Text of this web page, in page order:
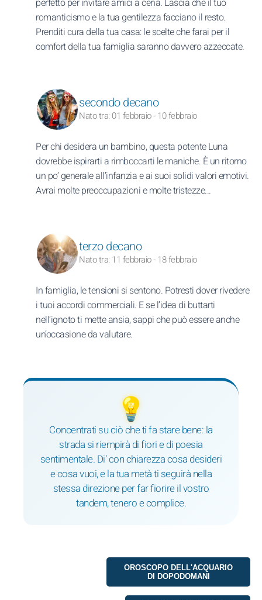
romanticismo e la tua gentilezza facciano il resto.
Prenditi cura della tua casa: le scelte che farai per il
comfort della tua famiglia saranno davvero azzeccate.
secondo decano
Nato tra: 01 febbraio - 10 febbraio
Per chi desidera un bambino, questa potente Luna
dovrebbe ispirarti a rimboccarti le maniche. È un ritorno
un po’ generale all’infanzia e ai suoi solidi valori emotivi.
Avrai molte preoccupazioni e molte tristezze...
terzo decano
Nato tra: 11 febbraio - 18 febbraio
In famiglia, le tensioni si sentono. Potresti dover rivedere
i tuoi accordi commerciali. E se l’idea di buttarti
nell’ignoto ti mette ansia, sappi che può essere anche
un’occasione da valutare.
💡
Concentrati su ciò che ti fa stare bene: la
strada si riempirà di fiori e di poesia
sentimentale. Di’ con chiarezza cosa desideri
e cosa vuoi, e la tua metà ti seguirà nella
stessa direzione per far fiorire il vostro
tandem, tenero e complice.
OROSCOPO DELL'ACQUARIO
DI DOPODOMANI